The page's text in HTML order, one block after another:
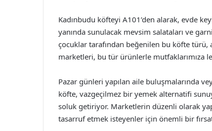
Kadınbudu köfteyi A101’den alarak, evde
yanında sunulacak mevsim salataları ve
çocuklar tarafından beğenilen bu köfte türü,
marketleri, bu tür ürünlerle mutfaklarımıza
Pazar günleri yapılan aile buluşmalarında
köfte, vazgeçilmez bir yemek alternatifi
soluk getiriyor. Marketlerin düzenli olarak
tasarruf etmek isteyenler için önemli bir